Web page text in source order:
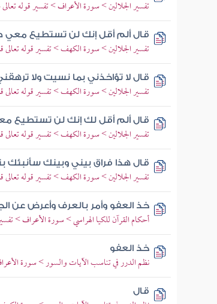
تفسير الجلالين > سورة الأعراف > تفسير قوله
قال ألم أقل إنك لن تستطيع معي
تفسير الجلالين > سورة الكهف > تفسير قوله
قال لا تؤاخذني بما نسيت ولا
تفسير الجلالين > سورة الكهف > تفسير قوله
قال ألم أقل لك إنك لن تستطيع
تفسير الجلالين > سورة الكهف > تفسير قوله
قال هذا فراق بيني وبينك سأنبئك
تفسير الجلالين > سورة الكهف > تفسير قوله تعالى
خذ العفو وأمر بالعرف وأعرض عن
أحكام القرآن للكيا الهراسي > سورة الأعراف >
خذ العفو
نظم الدرر في تناسب الآيات والسور > سورة
قال